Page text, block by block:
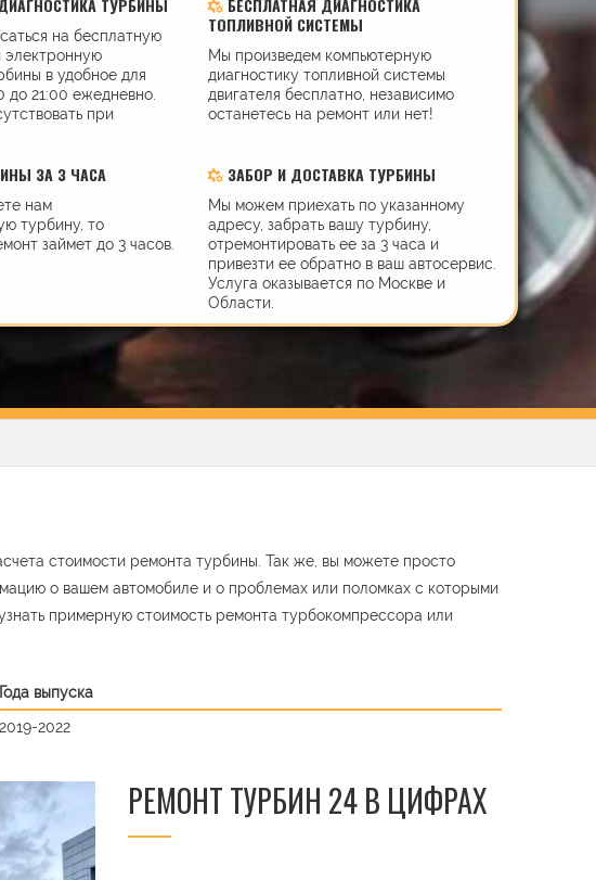
ТУРБИНЫ
на бесплатную
электронную
в удобное для
до 21:00 ежедневно.
при
БЕСПЛАТНАЯ ДИАГНОСТИКА
ТОПЛИВНОЙ СИСТЕМЫ
Мы произведем компьютерную
диагностику топливной системы
двигателя бесплатно, независимо
останетесь на ремонт или нет!
ЗА 3 ЧАСА
нам
турбину, то
займет до 3 часов.
ЗАБОР И ДОСТАВКА ТУРБИНЫ
Мы можем приехать по указанному
адресу, забрать вашу турбину,
отремонтировать ее за 3 часа и
привезти ее обратно в ваш автосервис.
Услуга оказывается по Москве и
Области.
стоимости ремонта турбины. Так же, вы можете просто
о вашем автомобиле и о проблемах или поломках с которыми
примерную стоимость ремонта турбокомпрессора или
Года выпуска
2019-2022
РЕМОНТ ТУРБИН 24 В ЦИФРАХ